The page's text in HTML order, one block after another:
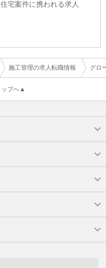
宅案件に携われる求人
施工管理の求人転職情報 グロ
ップへ▲